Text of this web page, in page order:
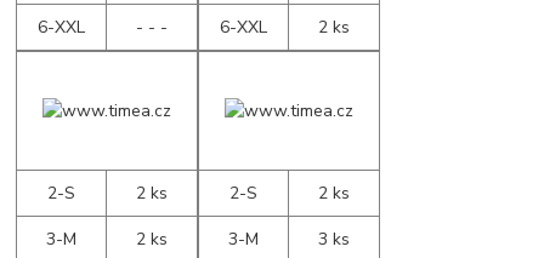
6-XXL
- - -
6-XXL
2 ks
2-S
2 ks
3-M
2 ks
2-S
2 ks
3-M
3 ks